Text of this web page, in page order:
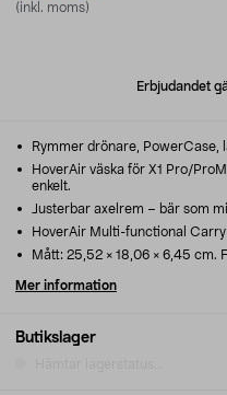
(inkl. moms)
Erbjudandet
Butikslager
Rymmer drönare, PowerCase,
HoverAir väska för X1 Pro/
enkelt.
Justerbar axelrem – bär som
HoverAir Multi-functional
Mått: 25,52 × 18,06 × 6,45 cm.
Mer information